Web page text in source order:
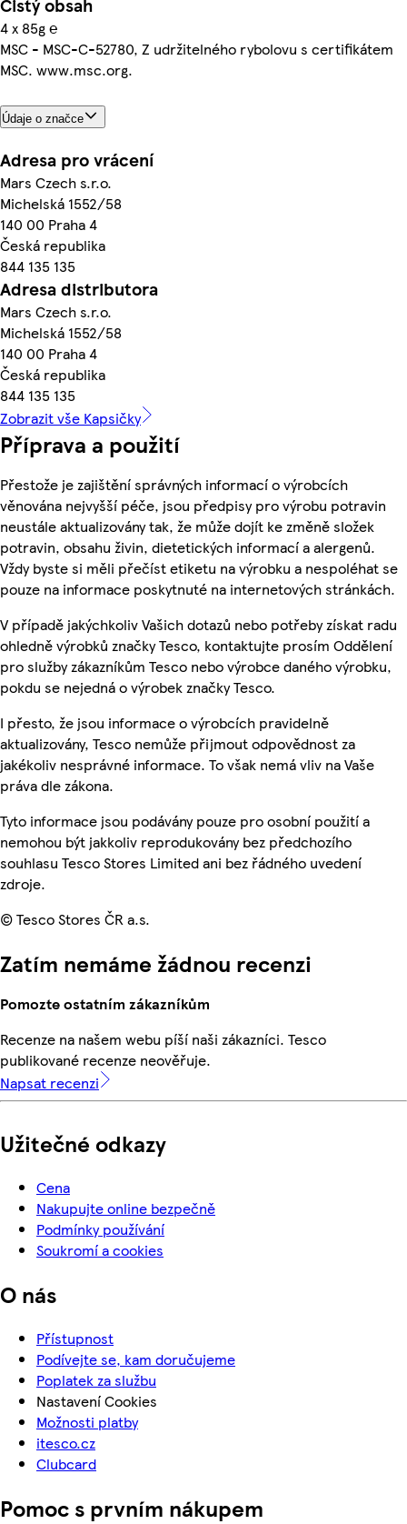
Čistý obsah
4 x 85g ℮
MSC - MSC-C-52780, Z udržitelného rybolovu s certifikátem
MSC. www.msc.org.
Údaje o značce
Adresa pro vrácení
Mars Czech s.r.o.
Michelská 1552/58
140 00 Praha 4
Česká republika
844 135 135
Adresa distributora
Mars Czech s.r.o.
Michelská 1552/58
140 00 Praha 4
Česká republika
844 135 135
Zobrazit vše Kapsičky
Příprava a použití
Přestože je zajištění správných informací o výrobcích
věnována nejvyšší péče, jsou předpisy pro výrobu potravin
neustále aktualizovány tak, že může dojít ke změně složek
potravin, obsahu živin, dietetických informací a alergenů.
Vždy byste si měli přečíst etiketu na výrobku a nespoléhat se
pouze na informace poskytnuté na internetových stránkách.
V případě jakýchkoliv Vašich dotazů nebo potřeby získat radu
ohledně výrobků značky Tesco, kontaktujte prosím Oddělení
pro služby zákazníkům Tesco nebo výrobce daného výrobku,
pokdu se nejedná o výrobek značky Tesco.
I přesto, že jsou informace o výrobcích pravidelně
aktualizovány, Tesco nemůže přijmout odpovědnost za
jakékoliv nesprávné informace. To však nemá vliv na Vaše
práva dle zákona.
Tyto informace jsou podávány pouze pro osobní použití a
nemohou být jakkoliv reprodukovány bez předchozího
souhlasu Tesco Stores Limited ani bez řádného uvedení
zdroje.
© Tesco Stores ČR a.s.
Zatím nemáme žádnou recenzi
Pomozte ostatním zákazníkům
Recenze na našem webu píší naši zákazníci. Tesco
publikované recenze neověřuje.
Napsat recenzi
Užitečné odkazy
Cena
Nakupujte online bezpečně
Podmínky používání
Soukromí a cookies
O nás
Přístupnost
Podívejte se, kam doručujeme
Poplatek za službu
Nastavení Cookies
Možnosti platby
itesco.cz
Clubcard
Pomoc s prvním nákupem